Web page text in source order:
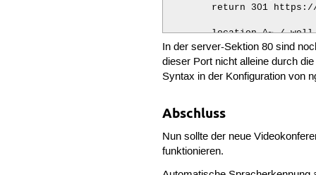
	location ^~ /.well-known/acme-challenge/ {
		default_type "text/plain";
		root /usr/share/jitsi-meet;
	}
}
server {
	listen [::]:443 ssl http2;
	server_name server.name.de;
In der server-Sektion 80 sind
dieser Port nicht alleine durch die
Syntax in der Konfiguration von
Abschluss
Nun sollte der neue
funktionieren.